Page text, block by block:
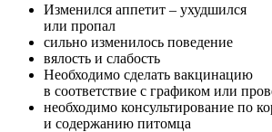
Изменился аппетит – ухудшился
или пропал
сильно изменилось поведение
вялость и слабость
Необходимо сделать вакцинацию
в соответствие с графиком или
необходимо консультирование по
и содержанию питомца